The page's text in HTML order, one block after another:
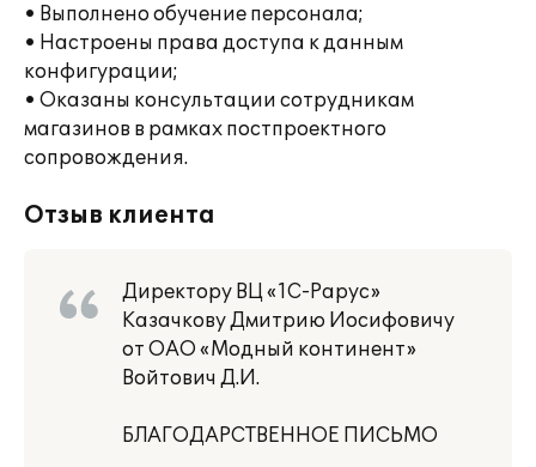
• Выполнено обучение персонала;
• Настроены права доступа к данным
конфигурации;
• Оказаны консультации сотрудникам
магазинов в рамках постпроектного
сопровождения.
Отзыв клиента
Директору ВЦ «1С-Рарус»
Казачкову Дмитрию Иосифовичу
от ОАО «Модный континент»
Войтович Д.И.
БЛАГОДАРСТВЕННОЕ ПИСЬМО